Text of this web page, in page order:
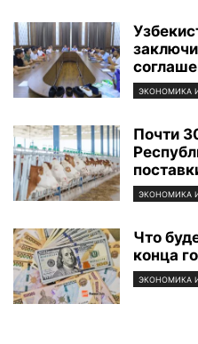
ЭКОНОМИКА
Почти
ЭКОНОМИКА
Что
конца
ЭКОНОМИКА